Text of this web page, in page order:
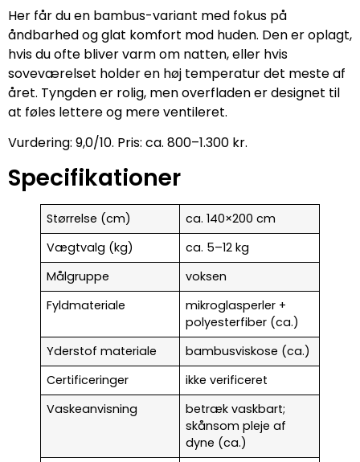
Her får du en bambus-variant med fokus på
åndbarhed og glat komfort mod huden. Den er oplagt,
hvis du ofte bliver varm om natten, eller hvis
soveværelset holder en høj temperatur det meste af
året. Tyngden er rolig, men overfladen er designet til
at føles lettere og mere ventileret.
Vurdering: 9,0/10. Pris: ca. 800–1.300 kr.
Specifikationer
Størrelse (cm)
ca. 140×200 cm
Vægtvalg (kg)
ca. 5–12 kg
Målgruppe
voksen
Fyldmateriale
mikroglasperler +
polyesterfiber (ca.)
Yderstof materiale
bambusviskose (ca.)
Certificeringer
ikke verificeret
Vaskeanvisning
betræk vaskbart;
skånsom pleje af
dyne (ca.)